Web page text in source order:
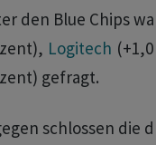
den Blue Chips
Logitech
gefragt.
schlossen die